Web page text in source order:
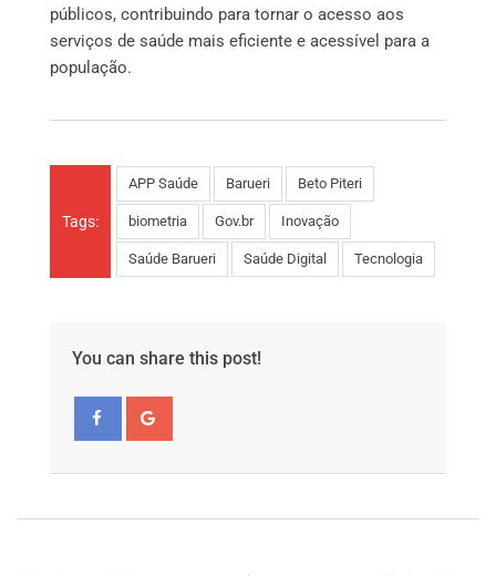
públicos, contribuindo para tornar o acesso aos
serviços de saúde mais eficiente e acessível para a
população.
Tags:
APP Saúde Barueri Beto Piteri
biometria Gov.br Inovação
Saúde Barueri Saúde Digital Tecnologia
You can share this post!